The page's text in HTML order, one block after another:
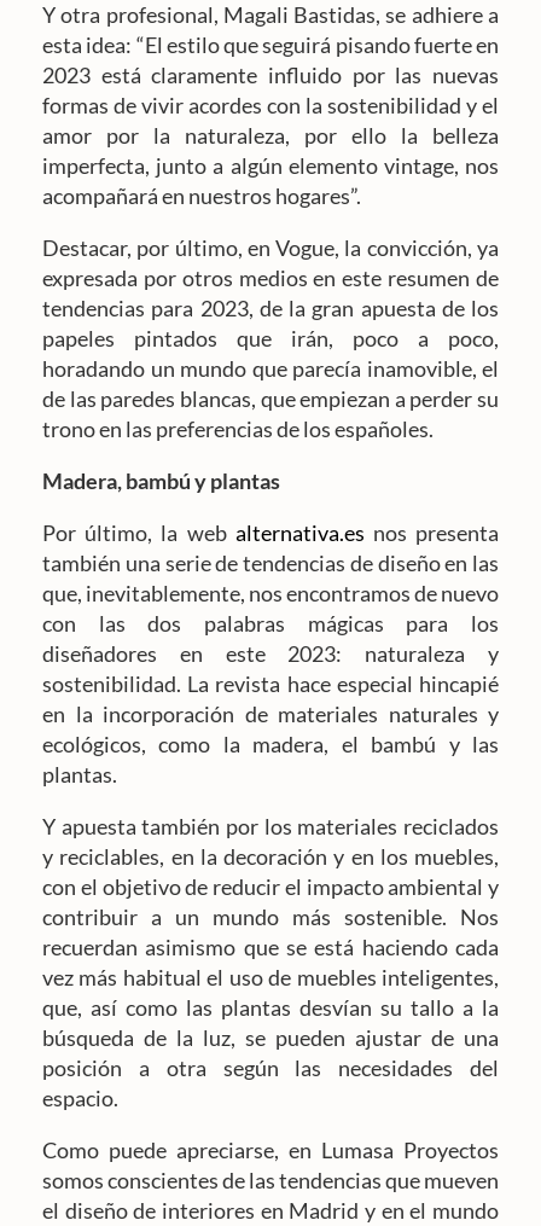
Y otra profesional, Magali Bastidas, se adhiere a
esta idea: “El estilo que seguirá pisando fuerte en
2023 está claramente influido por las nuevas
formas de vivir acordes con la sostenibilidad y el
amor por la naturaleza, por ello la belleza
imperfecta, junto a algún elemento vintage, nos
acompañará en nuestros hogares”.
Destacar, por último, en Vogue, la convicción, ya
expresada por otros medios en este resumen de
tendencias para 2023, de la gran apuesta de los
papeles pintados que irán, poco a poco,
horadando un mundo que parecía inamovible, el
de las paredes blancas, que empiezan a perder su
trono en las preferencias de los españoles.
Madera, bambú y plantas
Por último, la web alternativa.es nos presenta
también una serie de tendencias de diseño en las
que, inevitablemente, nos encontramos de nuevo
con las dos palabras mágicas para los
diseñadores en este 2023: naturaleza y
sostenibilidad. La revista hace especial hincapié
en la incorporación de materiales naturales y
ecológicos, como la madera, el bambú y las
plantas.
Y apuesta también por los materiales reciclados
y reciclables, en la decoración y en los muebles,
con el objetivo de reducir el impacto ambiental y
contribuir a un mundo más sostenible. Nos
recuerdan asimismo que se está haciendo cada
vez más habitual el uso de muebles inteligentes,
que, así como las plantas desvían su tallo a la
búsqueda de la luz, se pueden ajustar de una
posición a otra según las necesidades del
espacio.
Como puede apreciarse, en Lumasa Proyectos
somos conscientes de las tendencias que mueven
el diseño de interiores en Madrid y en el mundo